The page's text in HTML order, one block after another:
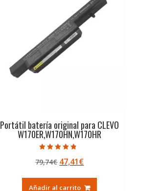
Portátil batería original para CLEVO
W170ER,W170HN,W170HR
4.50
de 5
79,74€ El
original
47,41€El
actual
Añadir al carrito